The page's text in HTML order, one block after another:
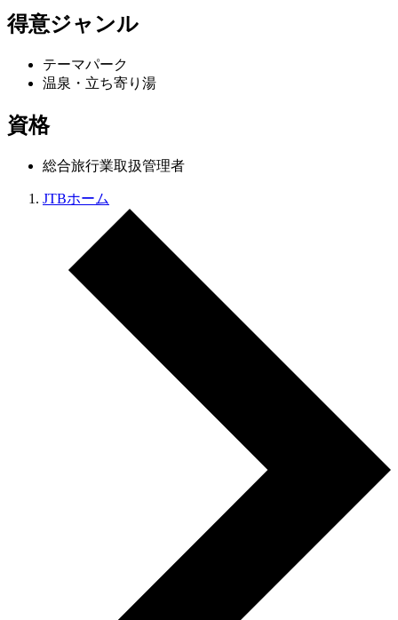
得意ジャンル
テーマパーク
温泉・立ち寄り湯
資格
総合旅行業取扱管理者
JTBホーム